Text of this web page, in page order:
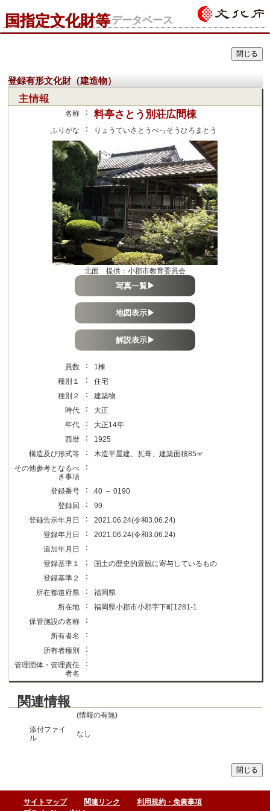
国指定文化財等データベース
登録有形文化財（建造物）
主情報
名称 ： 料亭さとう別荘広間棟
ふりがな ： りょうていさとうべっそうひろまとう
北面 提供：小郡市教育委員会
写真一覧▶
地図表示▶
解説表示▶
員数 ：
1棟
種別１
：
住宅
種別２
：
建築物
時代
：
大正
年代
：
大正14年
西暦
：
1925
構造及び形式等
：
木造平屋建、瓦葺、建築面積85㎡
その他参考となるべ
き事項
：
登録番号 ：
40 － 0190
登録回
：
99
登録告示年月日
：
2021.06.24(令和3.06.24)
登録年月日
：
2021.06.24(令和3.06.24)
追加年月日
：
登録基準１ ：
国土の歴史的景観に寄与しているもの
登録基準２
：
所在都道府県 ：
福岡県
所在地
：
福岡県小郡市小郡字下町1281-1
保管施設の名称
：
所有者名 ：
所有者種別 ：
管理団体・管理責任
者名
：
関連情報
(情報の有無)
添付ファイ
ル
なし
サイトマップ 関連リンク
利用規約・免責事項